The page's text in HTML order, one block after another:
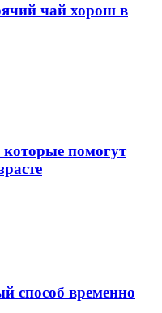
чай хорош в
помогут
способ временно